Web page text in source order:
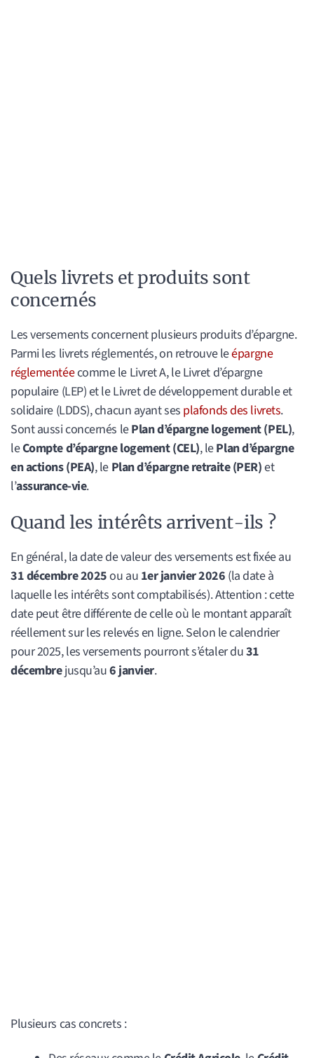
Quels livrets et produits sont
concernés
Les versements concernent plusieurs produits d’épargne.
Parmi les livrets réglementés, on retrouve leépargne
réglementéecomme le Livret A, le Livret d’épargne
populaire (LEP) et le Livret de développement durable et
solidaire (LDDS), chacun ayant ses plafonds des livrets.
Sont aussi concernés lePlan d’épargne logement (PEL),
leCompte d’épargne logement (CEL), lePlan d’épargne
en actions (PEA), le Plan d’épargne retraite (PER)et
l’assurance-vie.
Quand les intérêts arrivent-ils ?
En général, la date de valeur des versements est fixée au
31 décembre 2025ou au 1er janvier 2026 (la date à
laquelle les intérêts sont comptabilisés). Attention : cette
date peut être différente de celle où le montant apparaît
réellement sur les relevés en ligne. Selon le calendrier
pour 2025, les versements pourront s’étaler du31
décembrejusqu’au6 janvier.
Plusieurs cas concrets :